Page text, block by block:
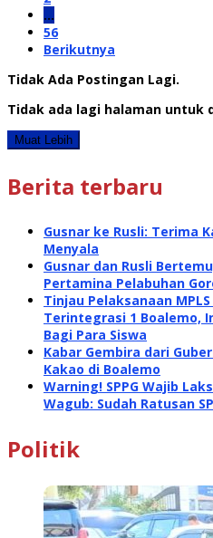
…
56
Berikutnya
Tidak Ada Postingan Lagi.
Tidak ada lagi halaman untuk
Muat Lebih
Berita terbaru
Gusnar ke Rusli: Terima
Menyala
Gusnar dan Rusli
Pertamina Pelabuhan
Tinjau Pelaksanaan
Terintegrasi 1 Boalemo,
Bagi Para Siswa
Kabar Gembira dari
Kakao di Boalemo
Warning! SPPG Wajib
Wagub: Sudah Ratusan
Politik